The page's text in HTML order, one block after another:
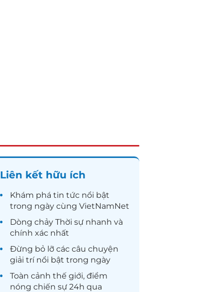
Liên kết hữu ích
Khám phá tin tức nổi bật
trong ngày cùng VietNamNet
Dòng chảy Thời sự nhanh và
chính xác nhất
Đừng bỏ lỡ các câu chuyện
giải trínổi bật trong ngày
Toàn cảnh thế giới, điểm
nóng chiến sự 24h qua